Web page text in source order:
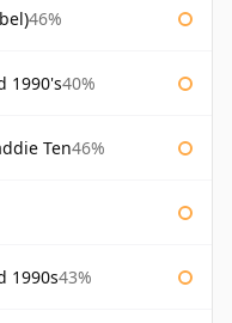
46%
1990's40%
Ten46%
1990s43%